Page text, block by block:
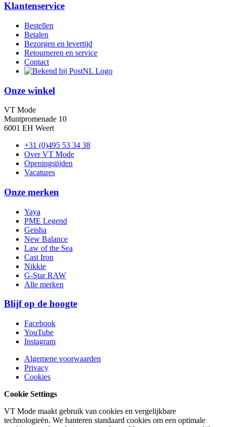
Klantenservice
Bestellen
Betalen
Bezorgen en levertijd
Retourneren en service
Contact
Onze winkel
VT Mode
Muntpromenade 10
6001 EH Weert
+31 (0)495 53 34 38
Over VT Mode
Openingstijden
Vacatures
Onze merken
Yaya
PME Legend
Geisha
New Balance
Law of the Sea
Cast Iron
Nikkie
G-Star RAW
Alle merken
Blijf op de hoogte
Facebook
YouTube
Instagram
Algemene voorwaarden
Privacy
Cookies
Cookie Settings
VT Mode maakt gebruik van cookies en vergelijkbare
technologieën. We hanteren standaard cookies om een optimale